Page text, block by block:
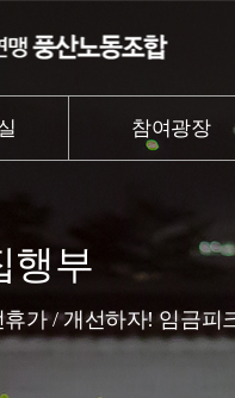
참여광장
행부
가 / 개선하자! 임금피